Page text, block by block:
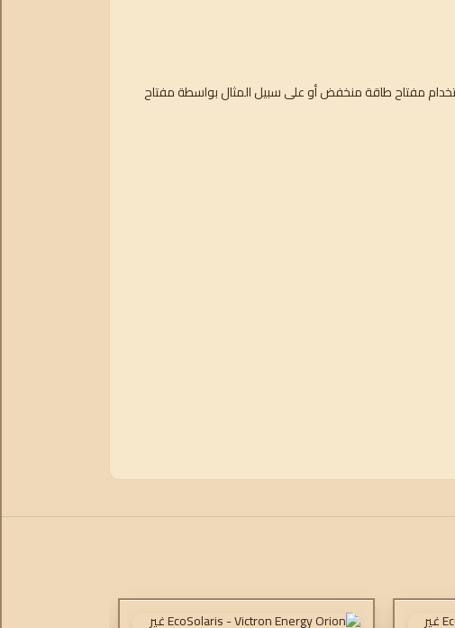
مفتاح طاقة منخفض أو على سبيل المثال بواسطة مفتاح